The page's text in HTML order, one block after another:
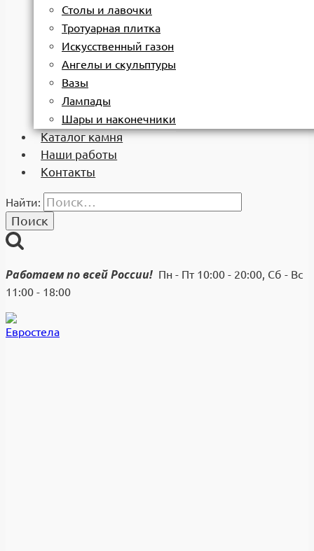
Столы и лавочки
Тротуарная плитка
Искусственный газон
Ангелы и скульптуры
Вазы
Лампады
Шары и наконечники
Каталог камня
Наши работы
Контакты
Найти:
Работаем по всей России! Пн - Пт 10:00 - 20:00, Сб - Вс
11:00 - 18:00